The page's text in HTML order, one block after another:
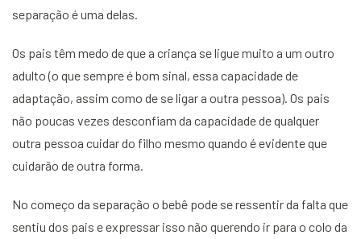
separação é uma delas.
Os pais têm medo de que a criança se ligue muito a um outro
adulto (o que sempre é bom sinal, essa capacidade de
adaptação, assim como de se ligar a outra pessoa). Os pais
não poucas vezes desconfiam da capacidade de qualquer
outra pessoa cuidar do filho mesmo quando é evidente que
cuidarão de outra forma.
No começo da separação o bebê pode se ressentir da falta que
sentiu dos pais e expressar isso não querendo ir para o colo da